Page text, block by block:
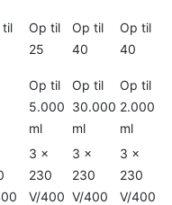
til
Op til
25
Op til
40
Op til
40
Op til
5.000
ml
Op til
30.000
ml
Op til
2.000
ml
3 x
230
V/400
3 x
230
V/400
3 x
230
V/400